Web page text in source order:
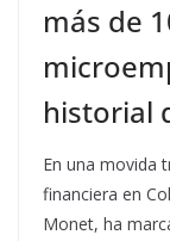
más de
historial
En una movida
financiera en
Monet, ha